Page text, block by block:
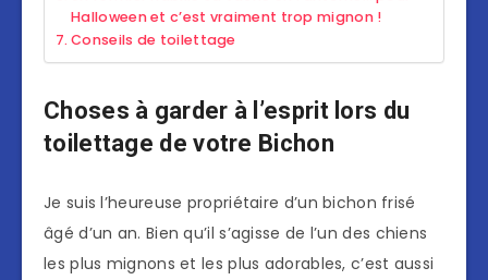
Halloween et c’est vraiment trop mignon !
Conseils de toilettage
Choses à garder à l’esprit lors du
toilettage de votre Bichon
Je suis l’heureuse propriétaire d’un bichon frisé
âgé d’un an. Bien qu’il s’agisse de l’un des chiens
les plus mignons et les plus adorables, c’est aussi